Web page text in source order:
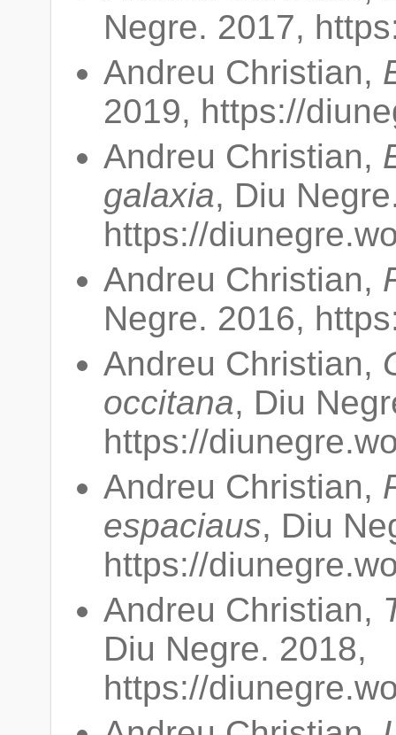
Negre. 2017,
Andreu Christian,
2019, https://
Andreu Christian,
galaxia, Diu
https://
Andreu Christian,
Negre. 2016,
Andreu Christian,
occitana, Diu
https://
Andreu Christian,
espaciaus, Diu
https://
Andreu Christian,
Diu Negre. 2018,
https://